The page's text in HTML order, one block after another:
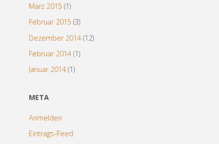
März 2015 (1)
Februar 2015 (3)
Dezember 2014(12)
Februar 2014(1)
Januar 2014(1)
META
Anmelden
Eintrags-Feed